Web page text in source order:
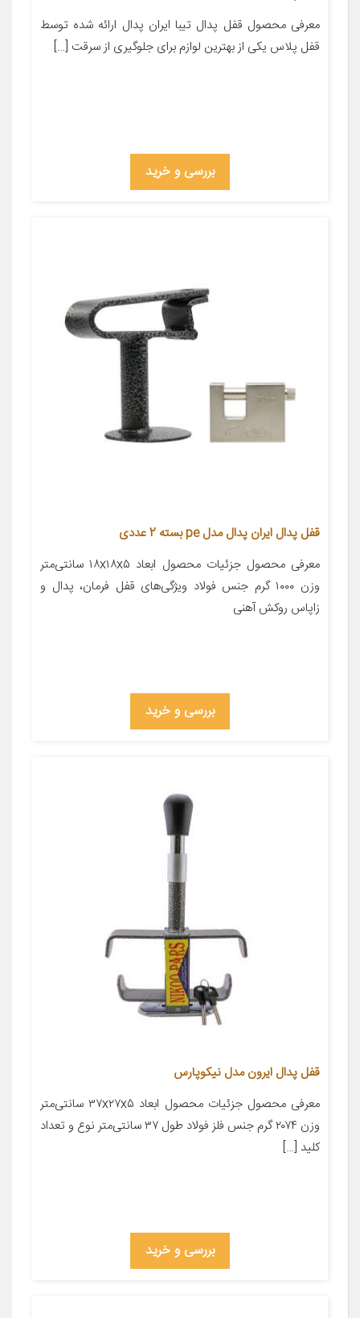
معرفی محصول قفل پدال تیبا ایران پدال ارائه شده توسط
قفل پلاس یکی از بهترین لوازم برای جلوگیری از سرقت […]
بررسی و خرید
قفل پدال ایران پدال مدل pe بسته 2 عددی
معرفی محصول جزئیات محصول ابعاد ۱۸x۱۸x۵ سانتی‌متر
وزن ۱۰۰۰ گرم جنس فولاد ویژگی‌های قفل فرمان، پدال و
زاپاس روکش آهنی
بررسی و خرید
قفل پدال ایرون مدل نیکوپارس
معرفی محصول جزئیات محصول ابعاد ۳۷x۲۷x۵ سانتی‌متر
وزن ۲۰۷۴ گرم جنس فلز فولاد طول ۳۷ سانتی‌متر نوع و تعداد
کلید […]
بررسی و خرید